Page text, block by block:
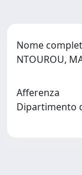
Nome
NTOUROU,
Afferenza
Dipartimento